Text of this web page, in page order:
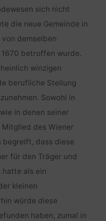
sich nicht
die neue Gemeinde in
demselben
betroffen wurde.
winzigen
berufliche Stellung
Sowohl in
in denen seiner
des Wiener
begreift, dass diese
für den Träger und
hatte als ein
kleinen
würde diese
haben, zumal in